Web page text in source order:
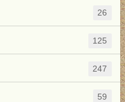
26
125
247
59